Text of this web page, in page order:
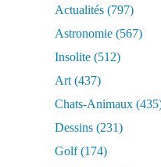
Actualités (797)
Astronomie (567)
Insolite (512)
Art (437)
Chats-Animaux
Dessins (231)
Golf(174)